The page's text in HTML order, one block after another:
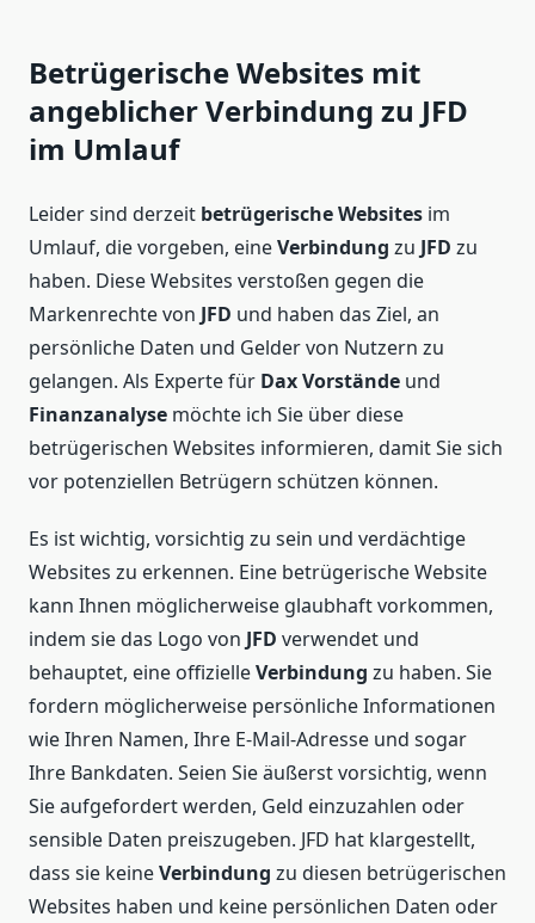
Betrügerische Websites mit
angeblicher Verbindung zu JFD
im Umlauf
Leider sind derzeit betrügerische Websites im
Umlauf, die vorgeben, eineVerbindung zu JFD zu
haben. Diese Websites verstoßen gegen die
Markenrechte von JFD und haben das Ziel, an
persönliche Daten und Gelder von Nutzern zu
gelangen. Als Experte für Dax Vorstände und
Finanzanalyse möchte ich Sie über diese
betrügerischen Websites informieren, damit Sie sich
vor potenziellen Betrügern schützen können.
Es ist wichtig, vorsichtig zu sein und verdächtige
Websites zu erkennen. Eine betrügerische Website
kann Ihnen möglicherweise glaubhaft vorkommen,
indem sie das Logo von JFD verwendet und
behauptet, eine offizielleVerbindung zu haben. Sie
fordern möglicherweise persönliche Informationen
wie Ihren Namen, Ihre E-Mail-Adresse und sogar
Ihre Bankdaten. Seien Sie äußerst vorsichtig, wenn
Sie aufgefordert werden, Geld einzuzahlen oder
sensible Daten preiszugeben. JFD hat klargestellt,
dass sie keineVerbindung zu diesen betrügerischen
Websites haben und keine persönlichen Daten oder